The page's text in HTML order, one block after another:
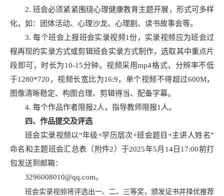
2. 班会必须紧紧围绕心理健康教育主题开展，形式可多样
化，如：团体活动、心理沙龙、心理剧、读书故事会等。
3. 每个班会上报班会实录视频1份，实录视频应为班会过
程再现的实录方式或剪辑班会实录方式制作，选取其中重点片
段即可，时长为10-15分钟。视频采用mp4格式，分辨率不低
于1280*720，视频长宽比为16:9，单个视频不得超过600M，
图像清晰稳定、构图合理、剪辑得当、配备字幕。
4. 每个作品作者限报2人，指导教师限报1人。
四、作品提交及评选
班会实录视频以“年级+学历层次+班会题目+主讲人姓名”
命名和主题班会汇总表（附件2）于2025年5月14日17:00前打
包发送到邮箱：
3296008010@qq.com。
班会实录视频将评选出一、二、三等奖，颁发证书并择优推荐